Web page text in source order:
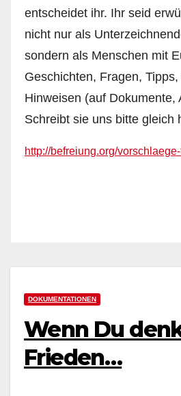
entscheidet ihr. Ihr seid
nicht nur als
sondern als Menschen mit
Geschichten, Fragen,
Hinweisen (auf Dokumente,
Schreibt sie uns bitte gleich
http://befreiung.org/
DOKUMENTATIONEN
Wenn Du
Frieden…